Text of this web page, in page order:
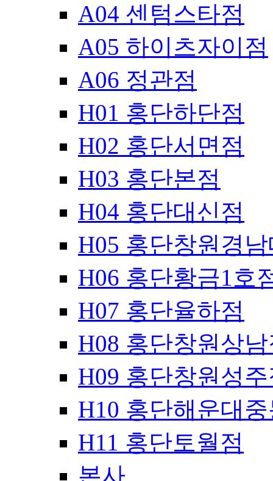
A04 센텀스타점
A05 하이츠자이점
A06 정관점
H01 홍단하단점
H02 홍단서면점
H03 홍단본점
H04 홍단대신점
H05 홍단창원경
H06 홍단황금1호
H07 홍단율하점
H08 홍단창원상
H09 홍단창원성
H10 홍단해운대
H11 홍단토월점
본사